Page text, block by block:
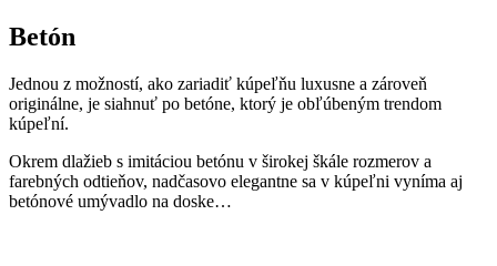
Betón
Jednou z možností, ako zariadiť kúpeľňu luxusne a zároveň
originálne, je siahnuť po betóne, ktorý je obľúbeným trendom
kúpeľní.
Okrem dlažieb s imitáciou betónu v širokej škále rozmerov a
farebných odtieňov, nadčasovo elegantne sa v kúpeľni vyníma aj
betónové umývadlo na doske…